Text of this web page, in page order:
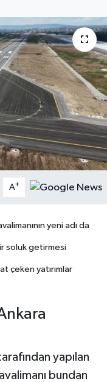
A+
yeni adı da
soluk getirmesi
çeken yatırımlar
yapılan
bundan